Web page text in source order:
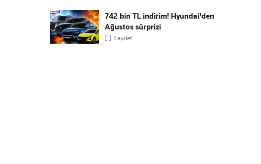
742 bin TL indirim! Hyundai'den
Ağustos sürprizi
Kaydet